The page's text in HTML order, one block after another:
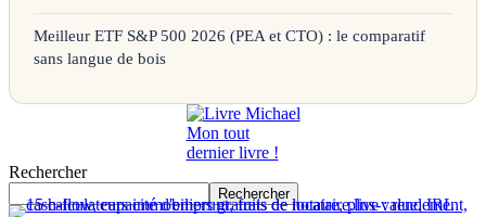
Meilleur ETF S&P 500 2026 (PEA et CTO) : le comparatif
sans langue de bois
Mon tout
dernier livre !
Rechercher
Rechercher